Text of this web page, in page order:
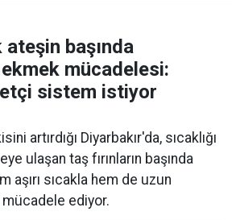
başında
mücadelesi:
sistem istiyor
artırdığı Diyarbakır'da, sıcaklığı
ulaşan taş fırınların başında
aşırı sıcakla hem de uzun
ediyor.